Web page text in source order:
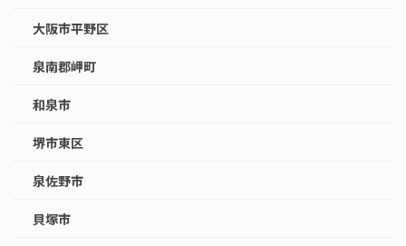
大阪市平野区
泉南郡岬町
和泉市
堺市東区
泉佐野市
貝塚市